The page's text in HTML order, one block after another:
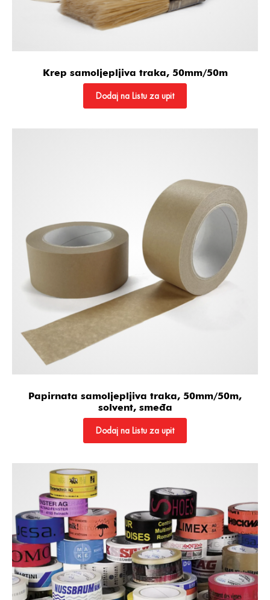
Krep samoljepljiva traka, 50mm/50m
Dodaj na Listu za upit
Papirnata samoljepljiva traka, 50mm/50m,
solvent, smeđa
Dodaj na Listu za upit